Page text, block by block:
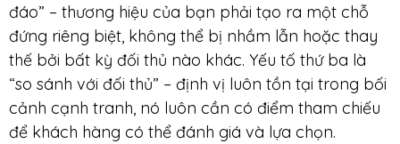
đáo” – thương hiệu của bạn phải tạo ra một chỗ
đứng riêng biệt, không thể bị nhầm lẫn hoặc thay
thế bởi bất kỳ đối thủ nào khác. Yếu tố thứ ba là
“so sánh với đối thủ” – định vị luôn tồn tại trong bối
cảnh cạnh tranh, nó luôn cần có điểm tham chiếu
để khách hàng có thể đánh giá và lựa chọn.